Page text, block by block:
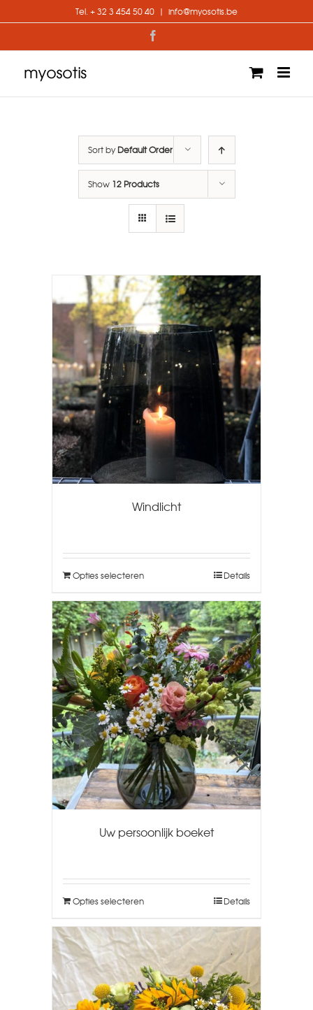
to
Tel. + 32 3 454 50 40 | info@myosotis.be
Sort byDefault Order
Show 12 Products
Windlicht
Opties selecteren Details
Uw persoonlijk boeket
Opties selecteren Details